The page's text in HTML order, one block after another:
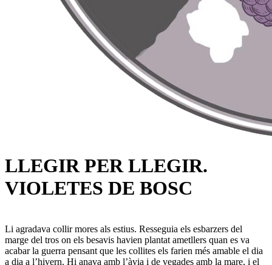
LLEGIR PER LLEGIR.
VIOLETES DE BOSC
Li agradava collir mores als estius. Resseguia els esbarzers del
marge del tros on els besavis havien plantat ametllers quan es va
acabar la guerra pensant que les collites els farien més amable el dia
a dia a l’hivern. Hi anava amb l’àvia i de vegades amb la mare, i el